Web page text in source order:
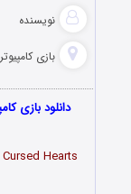
نویسنده
بازی کامپیوتر